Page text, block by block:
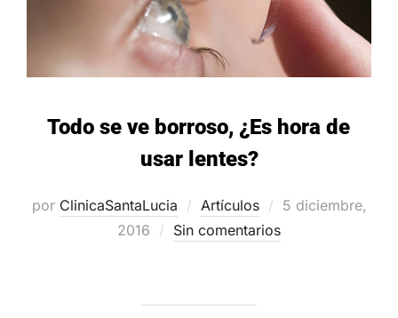
Todo se ve borroso, ¿Es hora de
usar lentes?
por ClinicaSantaLucia Artículos
Publicado
5 diciembre,
2016
Sin comentarios